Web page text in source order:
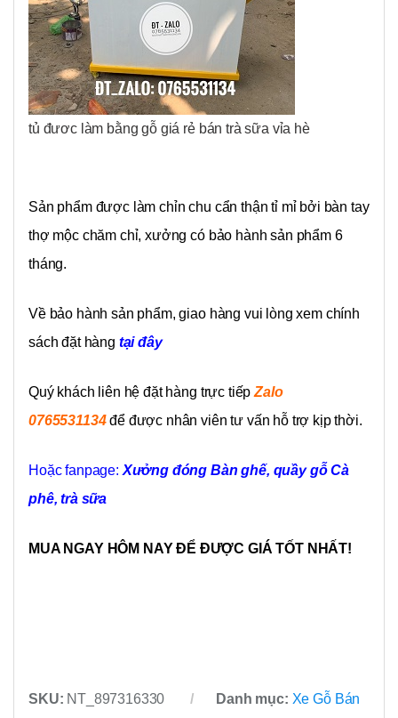
tủ đươc làm bằng gỗ giá rẻ bán trà sữa vỉa hè
Sản phẩm được làm chỉn chu cẩn thận tỉ mỉ bởi bàn tay
thợ mộc chăm chỉ, xưởng có bảo hành sản phẩm 6
tháng.
Về bảo hành sản phẩm, giao hàng vui lòng xem chính
sách đặt hàng tại đây
Quý khách liên hệ đặt hàng trực tiếp Zalo
0765531134để được nhân viên tư vấn hỗ trợ kịp thời.
Hoặc fanpage: Xưởng đóng Bàn ghế, quầy gỗ Cà
phê, trà sữa
MUA NGAY HÔM NAY ĐỂ ĐƯỢC GIÁ TỐT NHẤT!
SKU: NT_897316330 Danh mục: Xe Gỗ Bán